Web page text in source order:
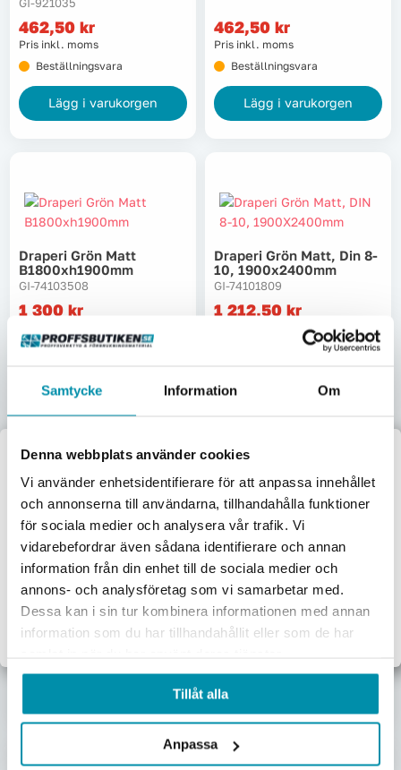
Samtycke Information Om
Denna webbplats använder cookies
Vi använder enhetsidentifierare för att anpassa innehållet
och annonserna till användarna, tillhandahålla funktioner
för sociala medier och analysera vår trafik. Vi
vidarebefordrar även sådana identifierare och annan
information från din enhet till de sociala medier och
annons- och analysföretag som vi samarbetar med.
Dessa kan i sin tur kombinera informationen med annan
information som du har tillhandahållit eller som de har
Tillåt alla
Anpassa
462,50 kr
Pris inkl. moms
Beställningsvara
Lägg i varukorgen
462,50 kr
Pris inkl. moms
Beställningsvara
Lägg i varukorgen
Draperi Grön Matt
B1800xh1900mm
GI-74103508
1 300 kr
Skickas omgående
Lägg i varukorgen
Draperi Grön Matt, Din 8-
10, 1900x2400mm
GI-74101809
1 212,50 kr
Beställningsvara
Lägg i varukorgen
Draperi Grön Täckande
Ral 6026 M2
GI-921008
462,50kr
Pris inkl. moms
1900x1900mm
GI-74102609
1 087,50kr
Pris inkl. moms
Välkommen till
Proffsbutiken
Jag handlar som:
Företag
Exkl. moms
Privat
Inkl. moms